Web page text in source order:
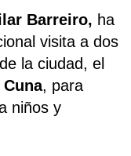
Barreiro, ha
visita a dos
la ciudad, el
, para
niños y